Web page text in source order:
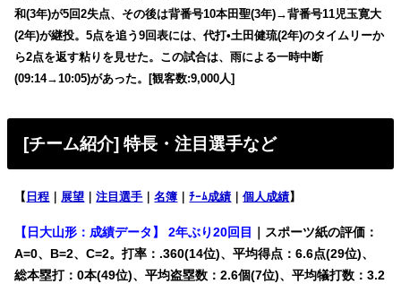
和(3年)が5回2失点、その後は背番号10本田聖(3年)→背番号11児玉寛大
(2年)が継投。5点を追う9回表には、代打•土田健琉(2年)のタイムリーか
ら2点を返す粘りを見せた。この試合は、雨による一時中断
(09:14→10:05)があった。[観客数:9,000人]
[チーム紹介] 特長・注目選手など
【 日程 ｜ 展望 ｜注目選手 ｜名簿 ｜ﾁｰﾑ成績 ｜個人成績】
【日大山形：成績データ】 2年ぶり20回目
｜スポーツ紙の評価：
A=0、B=2、C=2。打率：.360(14位)、平均得点：6.6点(29位)、
総本塁打：0本(49位)、平均盗塁数：2.6個(7位)、平均犠打数：3.2